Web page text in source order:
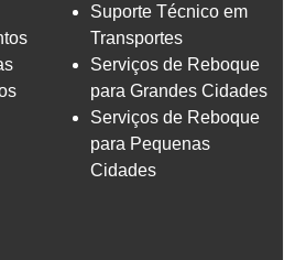
Suporte Técnico em
Transportes
Serviços de Reboque
para Grandes Cidades
Serviços de Reboque
para Pequenas
Cidades